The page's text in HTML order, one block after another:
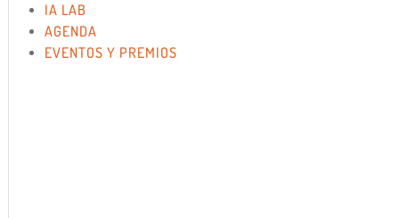
IA LAB
AGENDA
EVENTOS Y PREMIOS